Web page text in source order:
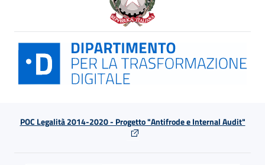
POC Legalità 2014-2020 - Progetto "Antifrode e Internal Audit"